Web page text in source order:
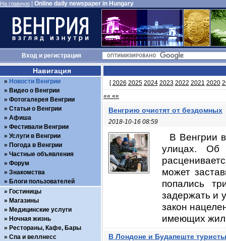
На главную Online daily newspaper in Hungary
Входи регистрация
[2026 2025 2024 2023 2022 2021 2020
«« ««
Венгрию очистят от бездомных
2018-10-16 08:59
В Венгрии
улицах. Об
может
попались
задержать и
закон
имеющих
В Лондоне и Будапеште
Навигация
Новости Венгрии
Видео о Венгрии
Фотогалерея Венгрии
Статьи о Венгрии
Афиша
Фестивали Венгрии
Услуги в Венгрии
Погода в Венгрии
Частные объявления
Форум
Знакомства
Блоги пользователей
Гостиницы
Магазины
Медицинские услуги
Ночная жизнь
Рестораны, Кафе, Бары
Спа и веллнесс